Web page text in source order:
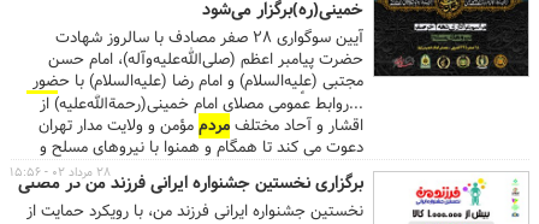
خمینی(ره)برگزار می‌شود
آیین سوگواری ۲۸ صفر مصادف با سالروز شهادت
حضرت پیامبر اعظم (صلی‌الله‌علیه‌وآله)، امام حسن
مجتبی (علیه‌السلام) و امام رضا (علیه‌السلام) با حضور
پرشور هیأت‌های عزاداری نیروهای مسلح و عموممردم
در مصلای امام خمینی (رحمةالله‌علیه) تهران روز
پنجشنبه ۲۳ شهریور ماه برگزار خواهد شد.
...روابط عمومی مصلای امام خمینی(رحمةالله‌علیه) از
اقشار و آحاد مختلفمردممؤمن و ولایت مدار تهران
دعوت می کند تا همگام و همنوا با نیروهای مسلح و
مدافع انقلاب و میهن اسلامی بار دیگر عشق و ارادت خود
را به پیامبر اعظم صلی‌الله‌علیه‌وآله و ائمه معصومین به
نمایش گذارند. ...
برگزاری نخستین جشنواره ایرانی فرزند من در مصلی
نخستین جشنواره ایرانی فرزند من، با رویکرد حمایت از
۲۸ مرداد ۰۲ - ۱۵:۵۶